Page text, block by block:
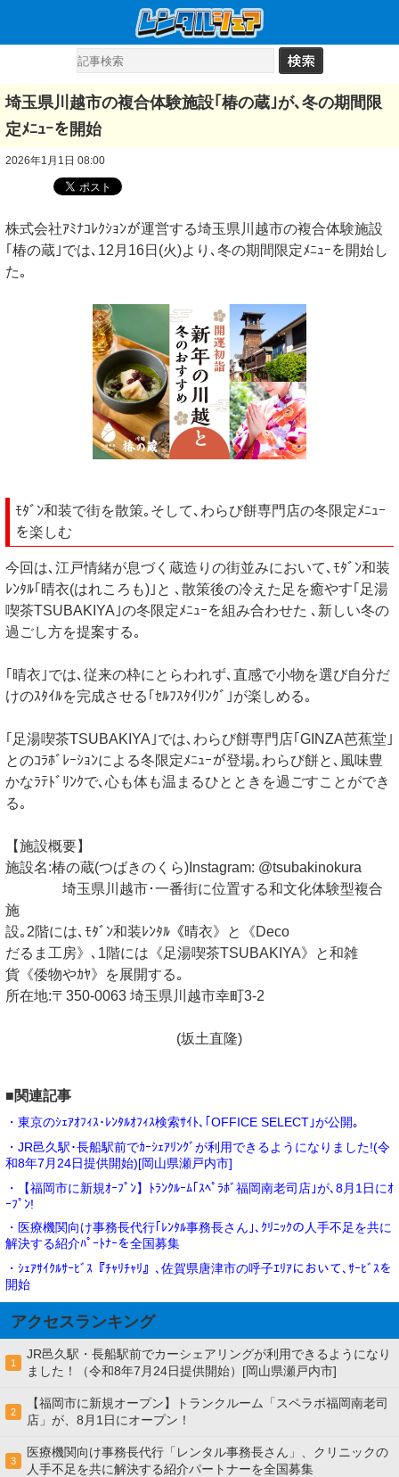
埼玉県川越市の複合体験施設｢椿の蔵｣が､冬の期間限
定ﾒﾆｭｰを開始
2026年1月1日 08:00
株式会社ｱﾐﾅｺﾚｸｼｮﾝが運営する埼玉県川越市の複合体験施設
｢椿の蔵｣では､12月16日(火)より､冬の期間限定ﾒﾆｭｰを開始し
た｡
ﾓﾀﾞﾝ和装で街を散策｡そして､わらび餅専門店の冬限定ﾒﾆｭｰ
を楽しむ
今回は､江戸情緒が息づく蔵造りの街並みにおいて､ﾓﾀﾞﾝ和装
ﾚﾝﾀﾙ｢晴衣(はれころも)｣と ､散策後の冷えた足を癒やす｢足湯
喫茶TSUBAKIYA｣の冬限定ﾒﾆｭｰを組み合わせた ､新しい冬の
過ごし方を提案する｡
｢晴衣｣では､従来の枠にとらわれず､直感で小物を選び自分だ
けのｽﾀｲﾙを完成させる｢ｾﾙﾌｽﾀｲﾘﾝｸﾞ｣が楽しめる｡
｢足湯喫茶TSUBAKIYA｣では､わらび餅専門店｢GINZA芭蕉堂｣
とのｺﾗﾎﾞﾚｰｼｮﾝによる冬限定ﾒﾆｭｰが登場｡わらび餅と､風味豊
かなﾗﾃﾄﾞﾘﾝｸで､心も体も温まるひとときを過ごすことができ
る｡
【施設概要】
施設名:椿の蔵(つばきのくら)Instagram: @tsubakinokura
埼玉県川越市･一番街に位置する和文化体験型複合
施
設｡2階には､ﾓﾀﾞﾝ和装ﾚﾝﾀﾙ《晴衣》と《Deco
だるま工房》､1階には《足湯喫茶TSUBAKIYA》と和雑
貨《倭物やｶﾔ》を展開する｡
所在地:〒350-0063 埼玉県川越市幸町3-2
(坂土直隆)
■関連記事
・東京のｼｪｱｵﾌｨｽ･ﾚﾝﾀﾙｵﾌｨｽ検索ｻｲﾄ､｢OFFICE SELECT｣が公開｡
・JR邑久駅･長船駅前でｶｰｼｪｱﾘﾝｸﾞが利用できるようになりました!(令
和8年7月24日提供開始)[岡山県瀬戸内市]
・【福岡市に新規ｵｰﾌﾟﾝ】ﾄﾗﾝｸﾙｰﾑ｢ｽﾍﾟﾗﾎﾞ福岡南老司店｣が､8月1日にｵ
ｰﾌﾟﾝ!
・医療機関向け事務長代行｢ﾚﾝﾀﾙ事務長さん｣､ｸﾘﾆｯｸの人手不足を共に
解決する紹介ﾊﾟｰﾄﾅｰを全国募集
・ｼｪｱｻｲｸﾙｻｰﾋﾞｽ『ﾁｬﾘﾁｬﾘ』､佐賀県唐津市の呼子ｴﾘｱにおいて､ｻｰﾋﾞｽを
開始
アクセスランキング
1
JR邑久駅・長船駅前でカーシェアリングが利用できるようになり
ました！（令和8年7月24日提供開始）[岡山県瀬戸内市]
2
【福岡市に新規オープン】トランクルーム「スペラボ福岡南老司
店」が、8月1日にオープン！
3
医療機関向け事務長代行「レンタル事務長さん」、クリニックの
人手不足を共に解決する紹介パートナーを全国募集